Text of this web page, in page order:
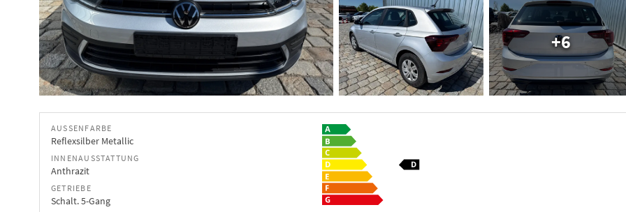
+6
AUSSENFARBE
Reflexsilber Metallic
INNENAUSSTATTUNG
Anthrazit
GETRIEBE
Schalt. 5-Gang